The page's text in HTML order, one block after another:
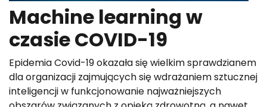
Machine learning w
czasie COVID-19
Epidemia Covid-19 okazała się wielkim sprawdzianem
dla organizacji zajmujących się wdrażaniem sztucznej
inteligencji w funkcjonowanie najważniejszych